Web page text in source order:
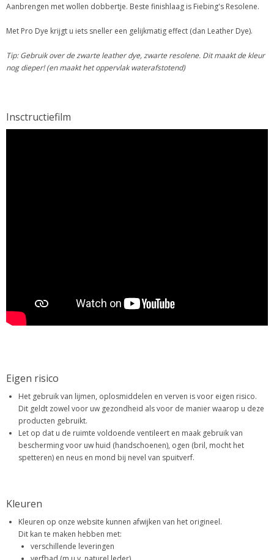
Aanbrengen met wollen dobbertje. Beste finishlaag is Fiebing's Resolene.
Met Pro Dye krijgt u iets sneller een gelijkmatig effect (dan Leather Dye).
Tip: Gebruik over de zwarte leather dye, zwarte resolene. Dit maakt de kleur
nog dieper! (en maakt het oppervlak waterafstotend)
Insctructiefilm
Eigen risico
Het gebruik van lijmen, oplosmiddelen en verven is voor eigen risico.
Dit geldt zowel voor uw gezondheid als voor de manier waarop u deze
producten gebruikt.
Let op dat u de ruimte voldoende ventileert en maak gebruik van
bescherming voor uw huid (handschoenen), ogen (bril, mocht het
spetteren) en neus en mond bij nevel van spuitverf.
Kleuren
Kleuren op onze website kunnen afwijken van het origineel.
Dit kan te maken hebben met:
verschillende leveringen